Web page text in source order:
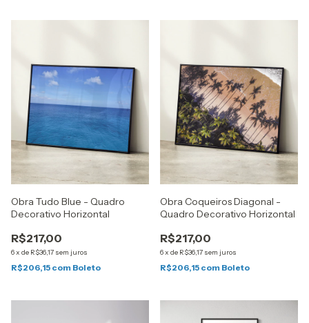
Obra Tudo Blue - Quadro
Decorativo Horizontal
R$217,00
6x de R$36,17 sem juros
R$206,15 com Boleto
Obra Coqueiros Diagonal -
Quadro Decorativo Horizontal
R$217,00
6x de R$36,17 sem juros
R$206,15 com Boleto